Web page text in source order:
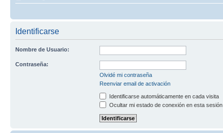
Identificarse
Nombre de Usuario:
Contraseña:
Olvidé mi contraseña
Reenviar email de activación
Identificarse automáticamente en cada visita
Ocultar mi estado de conexión en esta sesión